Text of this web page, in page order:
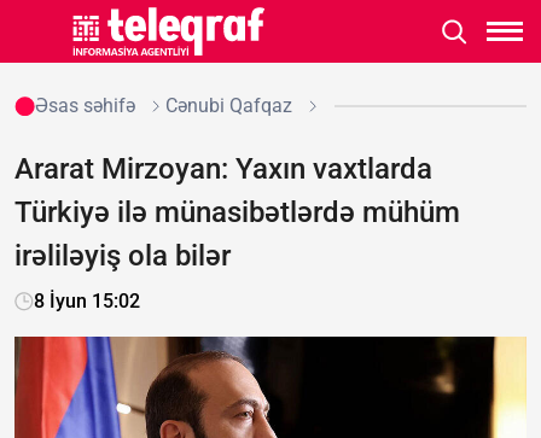
Əsas səhifə Cənubi Qafqaz
Ararat Mirzoyan: Yaxın vaxtlarda
Türkiyə ilə münasibətlərdə mühüm
irəliləyiş ola bilər
8 İyun 15:02